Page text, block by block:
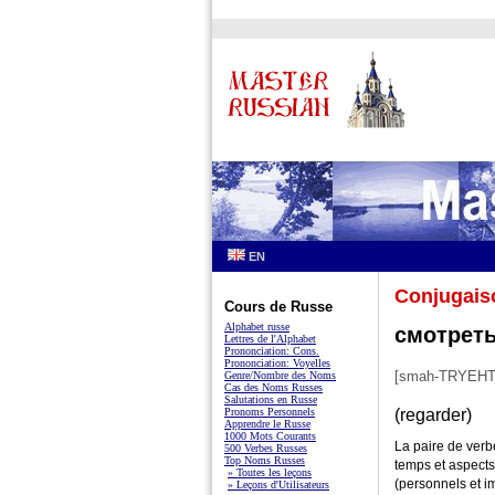
EN
[smah-
(regarder)
La paire de
temps et
(personnels et
Cours de Russe
Alphabet russe
Lettres de l'Alphabet
Prononciation: Cons.
Prononciation: Voyelles
Genre/Nombre des Noms
Cas des Noms Russes
Salutations en Russe
Pronoms Personnels
Apprendre le Russe
1000 Mots Courants
500 Verbes Russes
Top Noms Russes
» Toutes les leçons
» Leçons d'Utilisateurs